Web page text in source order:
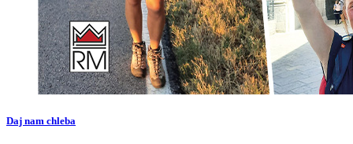
Daj nam chleba